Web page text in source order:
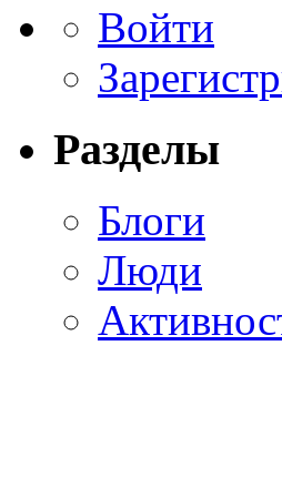
Войти
Разделы
Блоги
Люди